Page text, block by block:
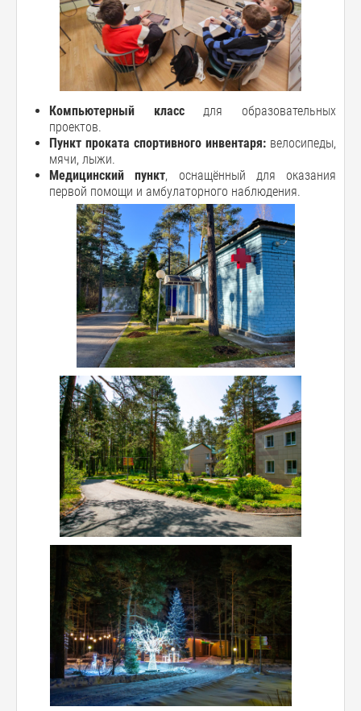
Компьютерный класс для образовательных
проектов.
Пункт проката спортивного инвентаря: велосипеды,
мячи, лыжи.
Медицинский пункт, оснащённый для оказания
первой помощи и амбулаторного наблюдения.